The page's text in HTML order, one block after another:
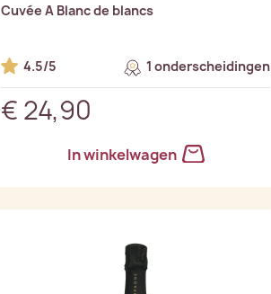
Cuvée A Blanc de blancs
4.5/5 1 onderscheidingen
€ 24,90
In winkelwagen